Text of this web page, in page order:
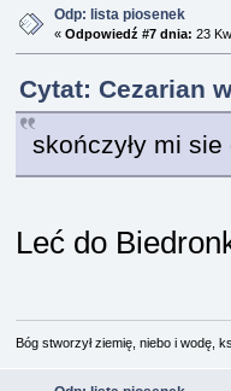
Odp: lista piosenek
« Odpowiedź #7 dnia: 23
Cytat: Cezarian
skończyły mi
Leć do
Bóg stworzył ziemię, niebo i wodę,